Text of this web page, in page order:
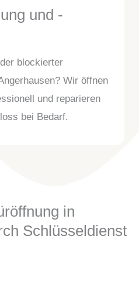
und -
blockierter
Wir öffnen
und reparieren
bei Bedarf.
in
Schlüsseldienst